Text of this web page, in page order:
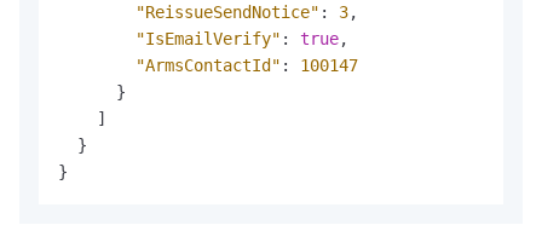
"ReissueSendNotice" : 3,
"IsEmailVerify" : true,
"ArmsContactId" :
100147
}
]
}
}